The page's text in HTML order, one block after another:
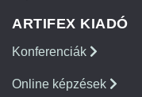
ARTIFEX KIADÓ
Konferenciák
Online képzések